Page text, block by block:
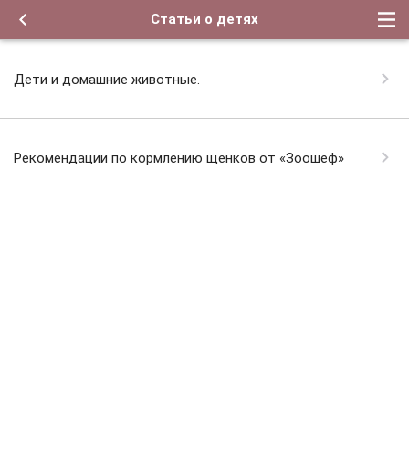
Статьи о детях
Дети и домашние животные.
Рекомендации по кормлению щенков от «Зоошеф»